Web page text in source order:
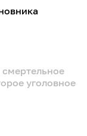
уголовное